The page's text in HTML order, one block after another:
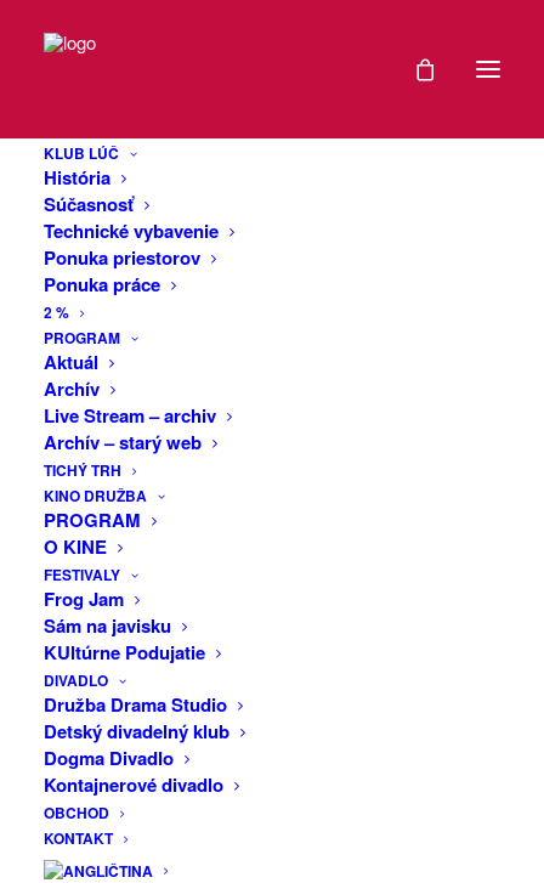
KLUB LÚČ
História
Súčasnosť
Technické vybavenie
Ponuka priestorov
Ponuka práce
2 %
PROGRAM
Aktuál
Archív
Live Stream – archiv
Archív – starý web
TICHÝ TRH
KINO DRUŽBA
PROGRAM
O KINE
FESTIVALY
Frog Jam
Sám na javisku
KUltúrne Podujatie
DIVADLO
Družba Drama Studio
Detský divadelný klub
Dogma Divadlo
Kontajnerové divadlo
OBCHOD
KONTAKT
Podujatie je organizované naživo v rámci
Dramaturgia: Michaela Piesyk
Scenár a moderovanie: Zuzana
Čítajú herci: Eva Gribová, Filip Davin,
Oliver Ruttkay,
Lektor odborného seminára pre autorov:
vydavateľ Peter Rašla
Podujatie organizuje TNOS v Trenčíne
Hlavným partnerom projektu je Fond na
podporu umenia
DÁTUM
Klub Lúč